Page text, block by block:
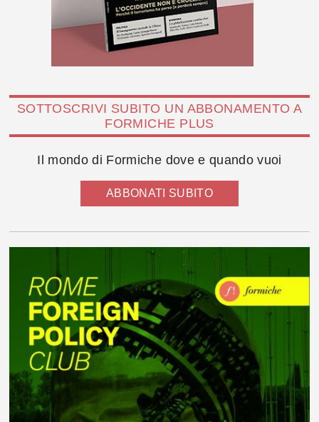
SOTTOSCRIVI SUBITO UN ABBONAMENTO A
FORMICHE PLUS
Il mondo di Formiche dove e quando vuoi
ABBONATI SUBITO